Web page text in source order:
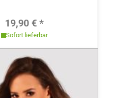
Regulärer Preis:
19,90 € *
Sofort lieferbar